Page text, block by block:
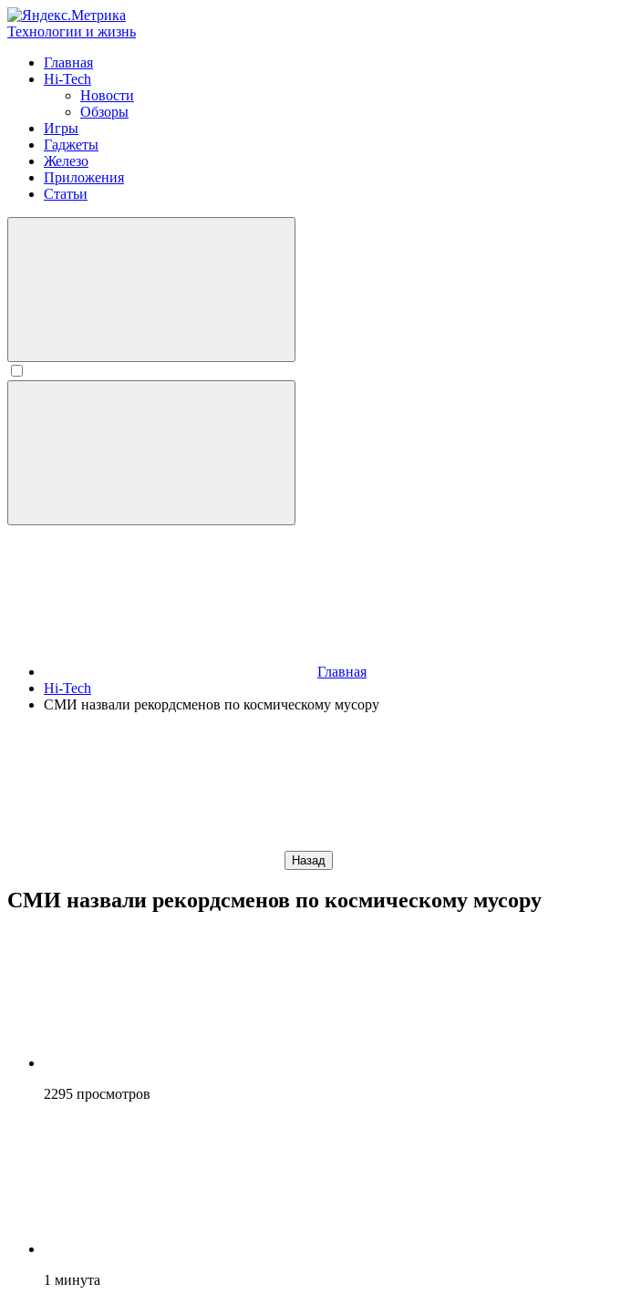
Технологии и жизнь
Главная
Hi-Tech
Новости
Обзоры
Игры
Гаджеты
Железо
Приложения
Статьи
Главная
Hi-Tech
СМИ назвали рекордсменов по космическому мусору
Назад
СМИ назвали рекордсменов по космическому мусору
2295 просмотров
1 минута